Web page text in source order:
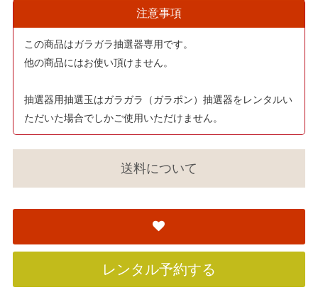
注意事項
この商品はガラガラ抽選器専用です。
他の商品にはお使い頂けません。
抽選器用抽選玉はガラガラ（ガラポン）抽選器をレンタルい
ただいた場合でしかご使用いただけません。
送料について
レンタル予約する